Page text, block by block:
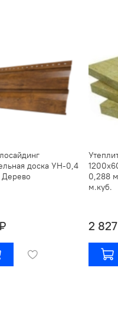
доска УН-0,4
0,288
м.куб.
2